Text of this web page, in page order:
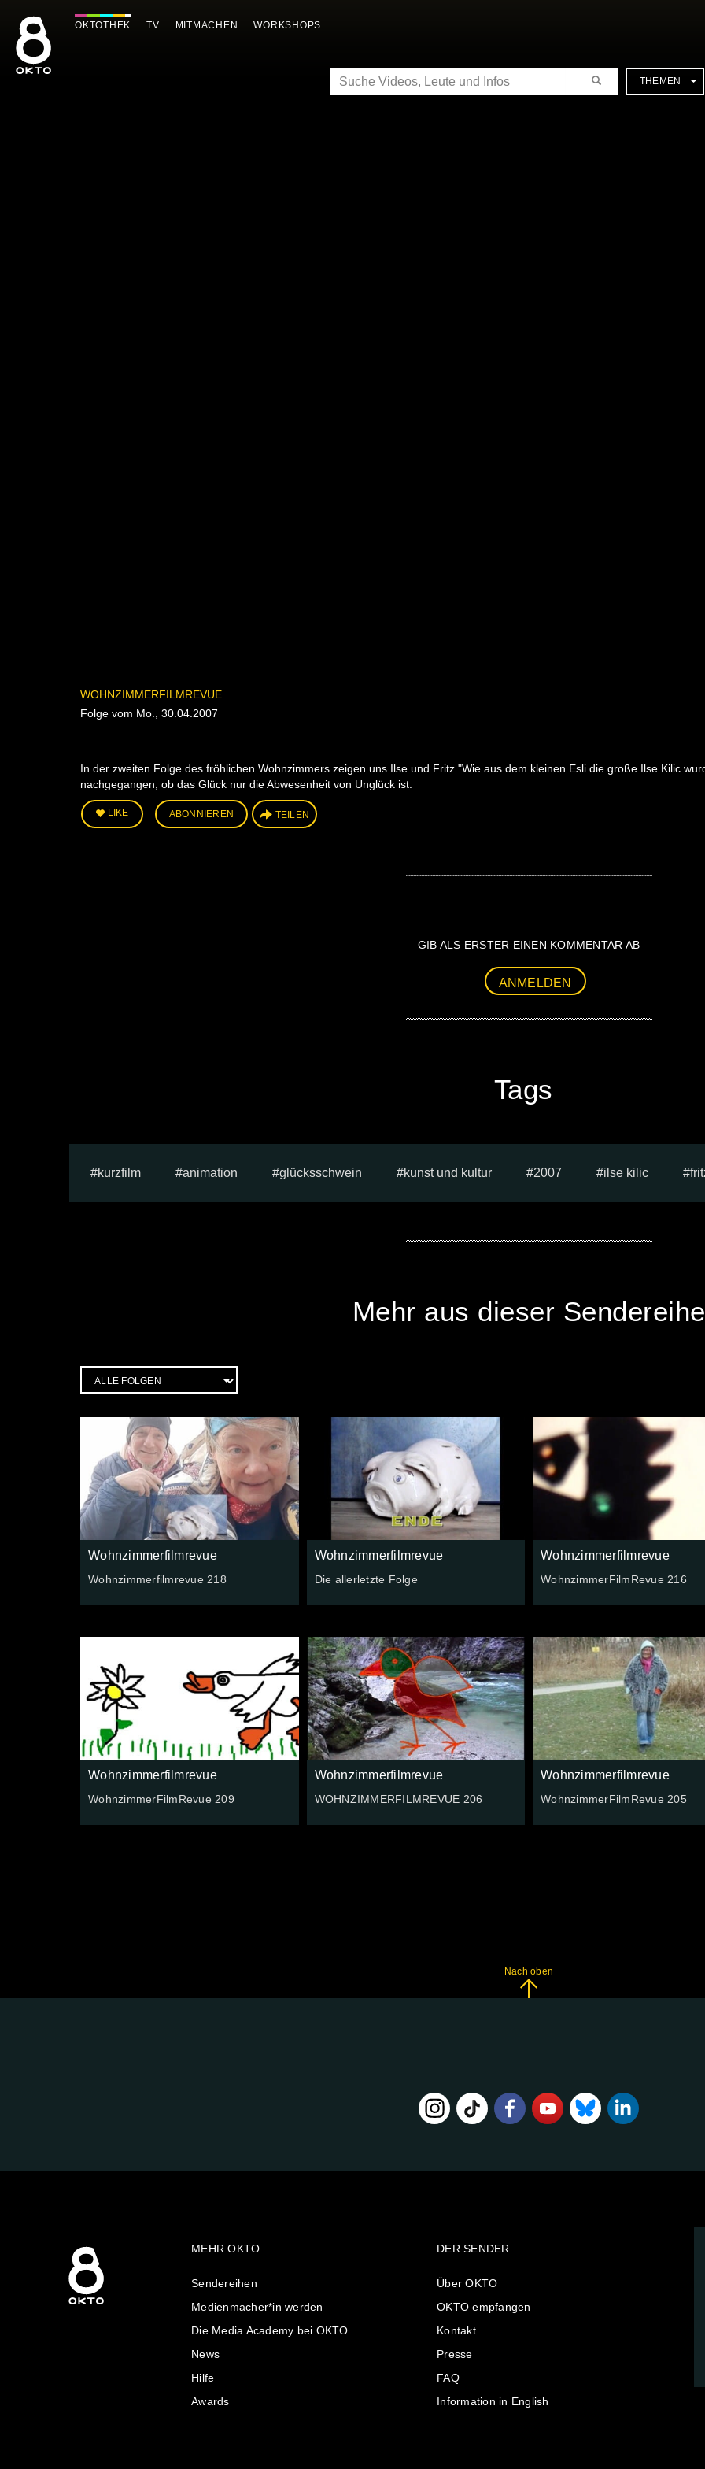
Inhalt
springen
OKTOTHEK TV MITMACHEN WORKSHOPS
SUCHE THEMEN
WOHNZIMMERFILMREVUE
Folge vom Mo., 30.04.2007
In der zweiten Folge des fröhlichen Wohnzimmers zeigen uns Ilse und Fritz "Wie aus dem kleinen Esli die große Ilse Kilic
nachgegangen, ob das Glück nur die Abwesenheit von Unglück ist.
LIKE ABONNIEREN TEILEN
GIB ALS ERSTER EINEN KOMMENTAR AB
ANMELDEN
Tags
kurzfilm animation glücksschwein kunst und kultur 2007 ilse kilic
Mehr aus dieser Sendereihe
Wohnzimmerfilmrevue
Wohnzimmerfilmrevue 218
Wohnzimmerfilmrevue
Die allerletzte Folge
Wohnzimmerfilmrevue
WohnzimmerFilmRevue 216
Wohnzimmerfilmrevue
WohnzimmerFilmRevue 209
Wohnzimmerfilmrevue
WOHNZIMMERFILMREVUE 206
Wohnzimmerfilmrevue
WohnzimmerFilmRevue 205
Nach oben
MEHR OKTO
Sendereihen
Medienmacher*in werden
Die Media Academy bei OKTO
News
Hilfe
Awards
DER SENDER
Über OKTO
OKTO empfangen
Kontakt
Presse
FAQ
Information in English